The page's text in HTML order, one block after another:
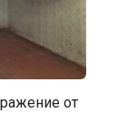
от